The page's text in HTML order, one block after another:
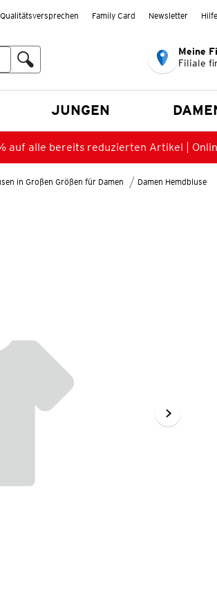
Qualitätsversprechen Family Card Newsletter
Meine
Filiale
JUNGEN
auf alle bereits reduzierten Artikel |
in Großen Größen für Damen Damen Hemdbluse